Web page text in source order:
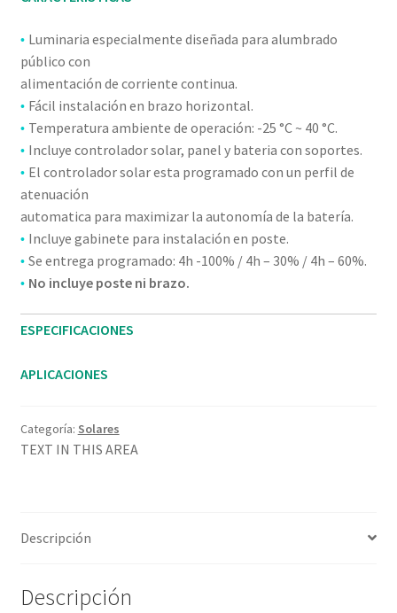
• Luminaria especialmente diseñada para alumbrado
público con
alimentación de corriente continua.
• Fácil instalación en brazo horizontal.
• Temperatura ambiente de operación: -25 °C ~ 40 °C.
• Incluye controlador solar, panel y bateria con soportes.
• El controlador solar esta programado con un perfil de
atenuación
automatica para maximizar la autonomía de la batería.
• Incluye gabinete para instalación en poste.
• Se entrega programado: 4h -100% / 4h – 30% / 4h – 60%.
• No incluye poste ni brazo.
ESPECIFICACIONES
APLICACIONES
Categoría: Solares
TEXT IN THIS AREA
Descripción
Descripción